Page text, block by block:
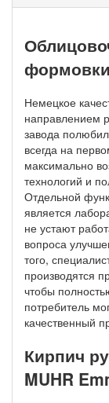
Немецкое
направлением
завода
всегда на
максимально
технологий и
Отдельной
является
не устают
вопроса
того,
производятся
чтобы
потребитель
качественный
Кирпич
MUHR